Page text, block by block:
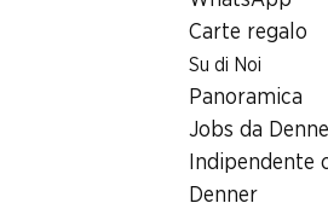
Carte regalo
Su di Noi
Panoramica
Jobs da
Indipendente
Denner
Prelievo di contanti